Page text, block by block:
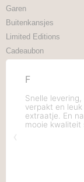
Garen
Buitenkansjes
Limited Editions
Cadeaubon